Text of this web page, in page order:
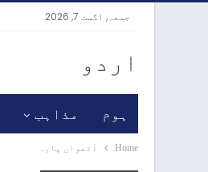
جمعہ, اگست 7, 2026
اردو
ہوم مذاہب
Home آٹھواں پارہ